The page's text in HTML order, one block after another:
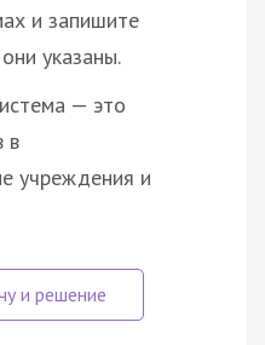
и запишите
указаны.
— это
в
учреждения и